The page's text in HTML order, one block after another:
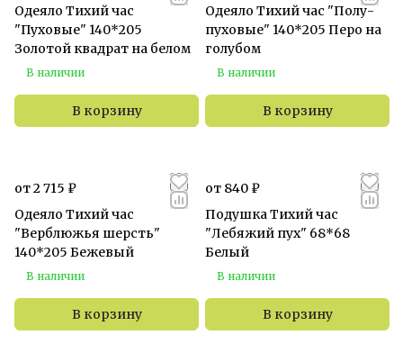
Одеяло Тихий час
"Пуховые" 140*205
Золотой квадрат на белом
В наличии
В корзину
Одеяло Тихий час "Полу-
пуховые" 140*205 Перо на
голубом
В наличии
В корзину
от 2 715 ₽
Одеяло Тихий час
"Верблюжья шерсть"
140*205 Бежевый
В наличии
В корзину
от 840 ₽
Подушка Тихий час
"Лебяжий пух" 68*68
Белый
В наличии
В корзину